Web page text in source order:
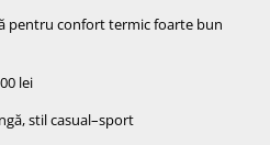
pentru confort termic foarte bun
lei
stil casual–sport